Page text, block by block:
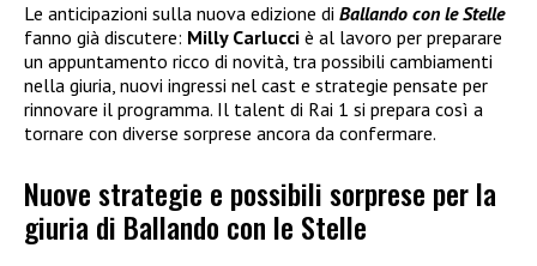
Le anticipazioni sulla nuova edizione di Ballando con le Stelle
fanno già discutere: Milly Carlucci è al lavoro per preparare
un appuntamento ricco di novità, tra possibili cambiamenti
nella giuria, nuovi ingressi nel cast e strategie pensate per
rinnovare il programma. Il talent di Rai 1 si prepara così a
tornare con diverse sorprese ancora da confermare.
Nuove strategie e possibili sorprese per la
giuria di Ballando con le Stelle